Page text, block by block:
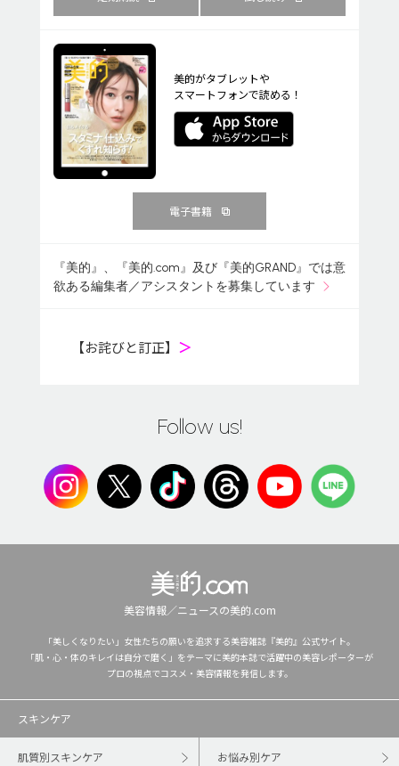
美的がタブレットや
スマートフォンで読める！
電子書籍
『美的』、『美的.com』及び『美的GRAND』では意
欲ある編集者／アシスタントを募集しています
【お詫びと訂正】 ＞
Follow us!
美容情報／ニュースの美的.com
「美しくなりたい」女性たちの願いを追求する美容雑誌『美的』公式サイト。
「肌・心・体のキレイは自分で磨く」をテーマに美的本誌で活躍中の美容レポーターが
プロの視点でコスメ・美容情報を発信します。
スキンケア
肌質別スキンケア お悩み別ケア